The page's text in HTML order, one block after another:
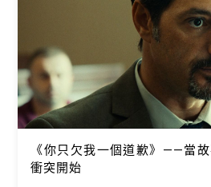
《你只欠我一個道歉》——當
衝突開始